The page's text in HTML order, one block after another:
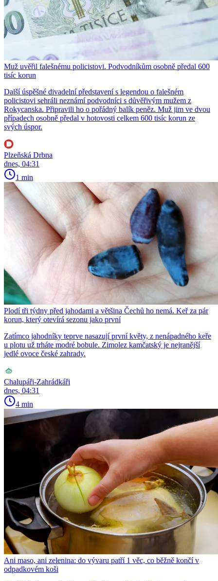
Muž uvěřil falešnému policistovi. Podvodníkům osobně předal 600
tisíc korun
Další úspěšné divadelní představení s legendou o falešném
policistovi sehráli neznámí podvodníci s důvěřivým mužem z
Rokycanska. Připravili ho o pořádný balík peněz. Muž jim ve dvou
případech osobně předal v hotovosti celkem 600 tisíc korun ze
svých úspor.
Plzeňská Drbna
dnes, 04:31
1 min
Plodí tři týdny před jahodami a většina Čechů ho nemá. Keř za pár
korun, který otevírá sezonu jako první
Zatímco jahodníky teprve nasazují první květy, z nenápadného keře
u plotu už trháte modré bobule. Zimolez kamčatský je nejranější
jedlé ovoce české zahrady.
Chalupáři-Zahrádkáři
dnes, 04:31
4 min
Ani maso, ani zelenina: do vývaru patří 1 věc, co běžně končí v
odpadkovém koši